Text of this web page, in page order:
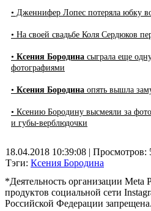
• Дженнифер Лопес потеряла юбку
• На своей свадьбе Коля Сердюков
• Ксения Бородина сыграла еще
фотографиями
• Ксения Бородина опять вышла
• Ксению Бородину высмеяли за
и губы-верблюдочки
18.04.2018 10:39:08 | Просмотров:
Тэги: Ксения Бородина
*Деятельность организации Meta
продуктов социальной сети
Российской Федерации запрещена.